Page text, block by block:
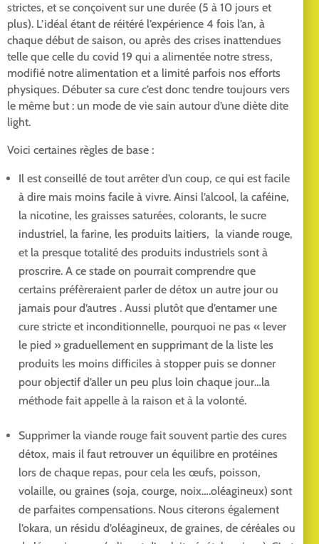
strictes, et se conçoivent sur une durée (5 à 10 jours et
plus). L’idéal étant de réitéré l’expérience 4 fois l’an, à
chaque début de saison, ou après des crises inattendues
telle que celle du covid 19 qui a alimentée notre stress,
modifié notre alimentation et a limité parfois nos efforts
physiques. Débuter sa cure c’est donc tendre toujours vers
le même but : un mode de vie sain autour d’une diète dite
light.
Voici certaines règles de base :
Il est conseillé de tout arrêter d’un coup, ce qui est facile
à dire mais moins facile à vivre. Ainsi l’alcool, la caféine,
la nicotine, les graisses saturées, colorants, le sucre
industriel, la farine, les produits laitiers, la viande rouge,
et la presque totalité des produits industriels sont à
proscrire. A ce stade on pourrait comprendre que
certains préfèreraient parler de détox un autre jour ou
jamais pour d’autres . Aussi plutôt que d’entamer une
cure stricte et inconditionnelle, pourquoi ne pas « lever
le pied » graduellement en supprimant de la liste les
produits les moins difficiles à stopper puis se donner
pour objectif d’aller un peu plus loin chaque jour…la
méthode fait appelle à la raison et à la volonté.
Supprimer la viande rouge fait souvent partie des cures
détox, mais il faut retrouver un équilibre en protéines
lors de chaque repas, pour cela les œufs, poisson,
volaille, ou graines (soja, courge, noix….oléagineux) sont
de parfaites compensations. Nous citerons également
l’okara, un résidu d’oléagineux, de graines, de céréales ou